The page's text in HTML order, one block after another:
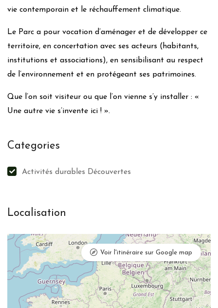
vie contemporain et le réchauffement climatique.
Le Parc a pour vocation d’aménager et de développer ce
territoire, en concertation avec ses acteurs (habitants,
institutions et associations), en sensibilisant au respect
de l’environnement et en protégeant ses patrimoines.
Que l’on soit visiteur ou que l’on vienne s’y installer : «
Une autre vie s’invente ici ! ».
Categories
Activités durables Découvertes
Localisation
Voir l'itinéraire sur Google map